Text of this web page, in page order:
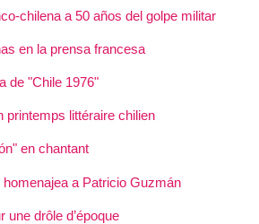
chilena a 50 años del golpe militar
en la prensa francesa
de "Chile 1976"
printemps littéraire chilien
en chantant
homenajea a Patricio Guzmán
une drôle d’époque